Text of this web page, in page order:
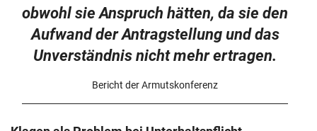
obwohl sie Anspruch hätten, da sie den
Aufwand der Antragstellung und das
Unverständnis nicht mehr ertragen.
Bericht der Armutskonferenz